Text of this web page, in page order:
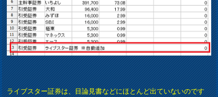
ライブスター証券は、目論見書などにほとんど出ていないのです